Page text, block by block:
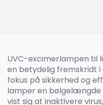
UVC-excimerlampen
en betydelig fremskridt i
fokus på sikkerhed og
lamper en bølgelængde
vist sig at inaktivere